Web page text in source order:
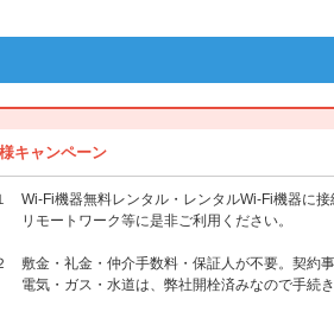
キャンペーン
Wi-Fi機器無料レンタル・レンタルWi-Fi機器に接
モートワーク等に是非ご利用ください。
敷金・礼金・仲介手数料・保証人が不要。契約事
気・ガス・水道は、弊社開栓済みなので手続き